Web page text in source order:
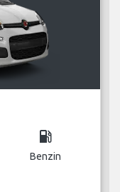
local_gas_station
Benzin